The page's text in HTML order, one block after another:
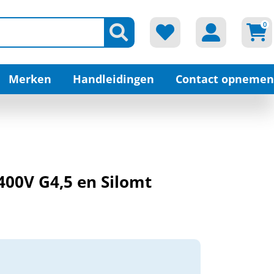
0
Merken Handleidingen Contact opnemen
G4,5 en Silomt